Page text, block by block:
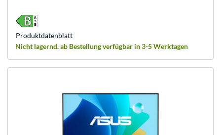
Nicht lagernd, ab Bestellung verfügbar in 3-5 Werktagen
Produkt­datenblatt